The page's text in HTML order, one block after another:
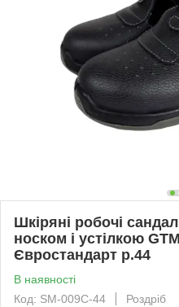
Шкіряні робочі
носком і устілкою
Євростандарт р.44
В наявності
Код: SM-009C-44
Роздріб